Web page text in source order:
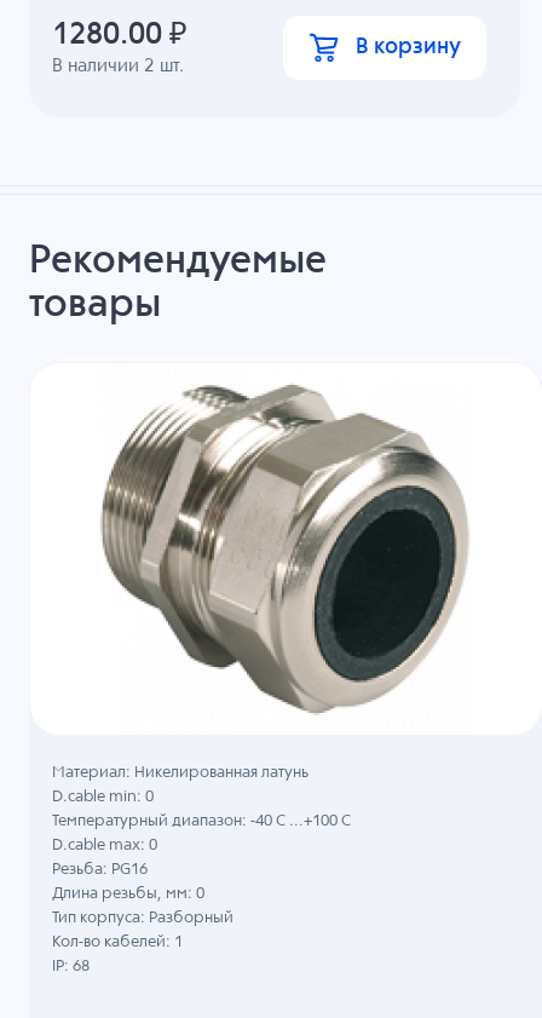
В наличии 2 шт.
1280.00 ₽ В корзину
Рекомендуемые
товары
Материал: Никелированная латунь
D.cable min: 0
Температурный диапазон: -40 C ...+100 C
D.cable max: 0
Резьба: PG16
Длина резьбы, мм: 0
Тип корпуса: Разборный
Кол-во кабелей: 1
IP: 68